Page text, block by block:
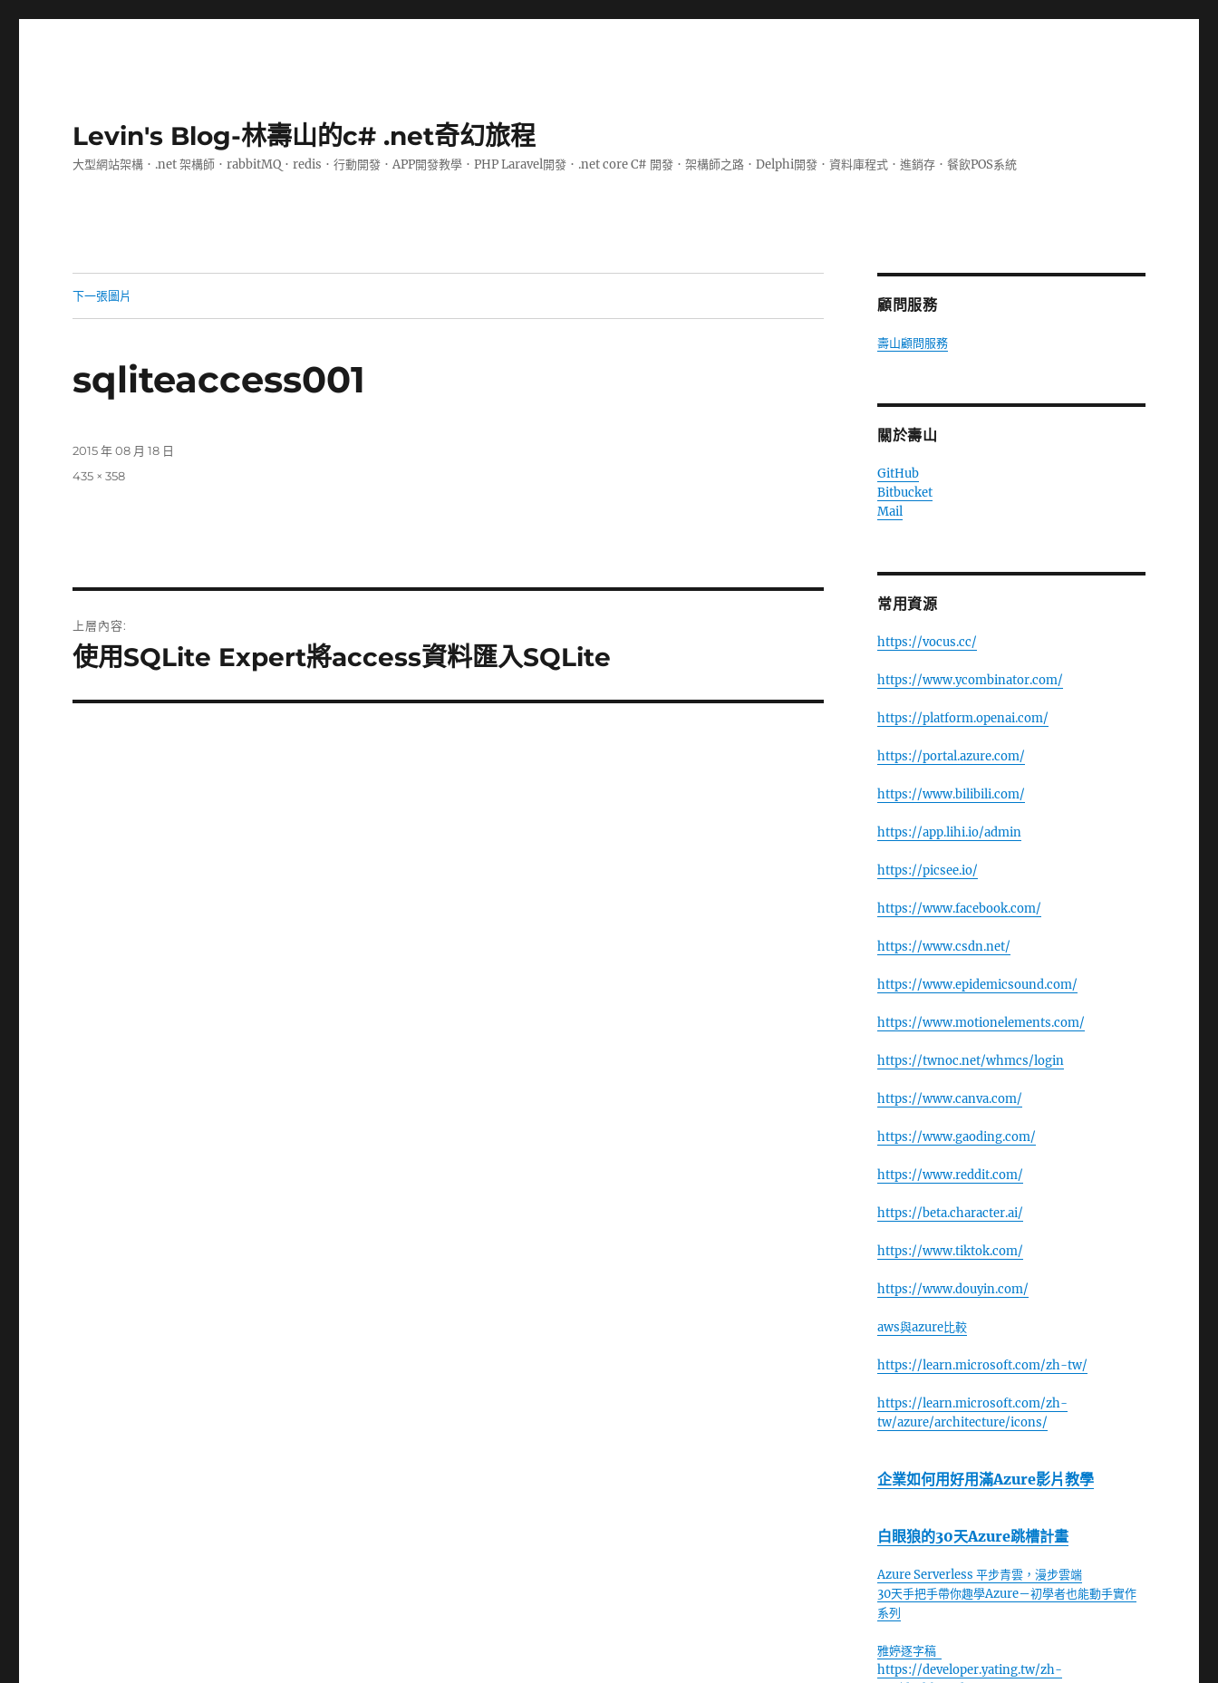
Levin's Blog-林壽山的c# .net奇幻旅程
大型網站架構．.net 架構師．rabbitMQ．redis．行動開發．APP開發教學．PHP Laravel開發．.net core C# 開發．架構師之路．Delphi開發．資料庫程式．進銷存．餐飲POS系統
下一張圖片
sqliteaccess001
發
2015 年 08 月 18 日
完
435 × 358
章
上層內容:
使用SQLite Expert將access資料匯入SQLite
顧問服務
壽山顧問服務
關於壽山
GitHub
Bitbucket
Mail
常用資源
https://vocus.cc/
https://www.ycombinator.com/
https://platform.openai.com/
https://portal.azure.com/
https://www.bilibili.com/
https://app.lihi.io/admin
https://picsee.io/
https://www.facebook.com/
https://www.csdn.net/
https://www.epidemicsound.com/
https://www.motionelements.com/
https://twnoc.net/whmcs/login
https://www.canva.com/
https://www.gaoding.com/
https://www.reddit.com/
https://beta.character.ai/
https://www.tiktok.com/
https://www.douyin.com/
aws與azure比較
https://learn.microsoft.com/zh-tw/
https://learn.microsoft.com/zh-
tw/azure/architecture/icons/
企業如何用好用滿Azure影片教學
白眼狼的30天Azure跳槽計畫
Azure Serverless 平步青雲，漫步雲端
30天手把手帶你趣學Azure－初學者也能動手實作
系列
雅婷逐字稿
https://developer.yating.tw/zh-